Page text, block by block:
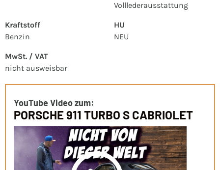
Volllederausstattung
Kraftstoff
Benzin
HU
NEU
MwSt. / VAT
nicht ausweisbar
YouTube Video zum:
PORSCHE 911 TURBO S CABRIOLET